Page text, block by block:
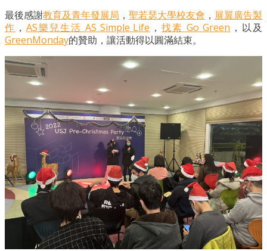
最後感謝教育及青年發展局 ， 聖若瑟大學校友會 ， 展翼廣告製
作 ， AS樂兒生活 AS Simple Life ，找素 Go Green ，以及
GreenMonday的贊助，讓活動得以圓滿結束。